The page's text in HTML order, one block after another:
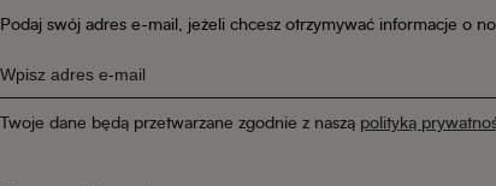
Podaj swój adres e-mail, jeżeli chcesz otrzymywać informacje o
Twoje dane będą przetwarzane zgodnie z naszą polityką